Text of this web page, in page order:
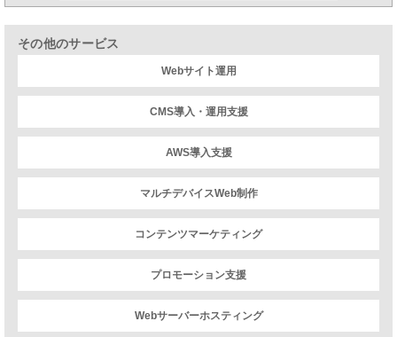
その他のサービス
Webサイト運用
CMS導入・運用支援
AWS導入支援
マルチデバイスWeb制作
コンテンツマーケティング
プロモーション支援
Webサーバーホスティング